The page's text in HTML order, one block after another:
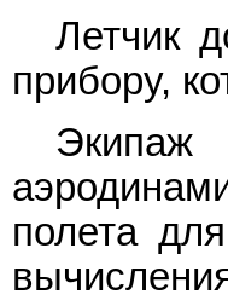
Летчик
прибору,
Экипаж
полета